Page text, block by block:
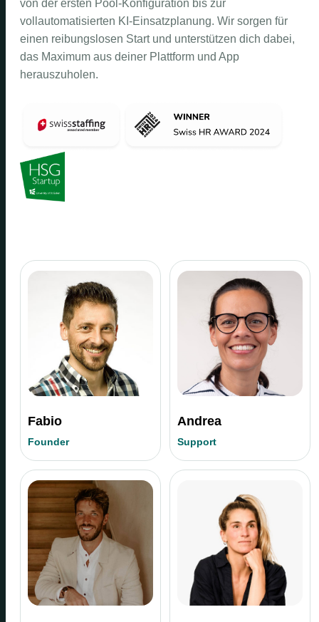
von der ersten Pool-Konfiguration bis zur
vollautomatisierten KI-Einsatzplanung. Wir sorgen für
einen reibungslosen Start und unterstützen dich dabei,
das Maximum aus deiner Plattform und App
herauszuholen.
Fabio
Founder
Andrea
Support